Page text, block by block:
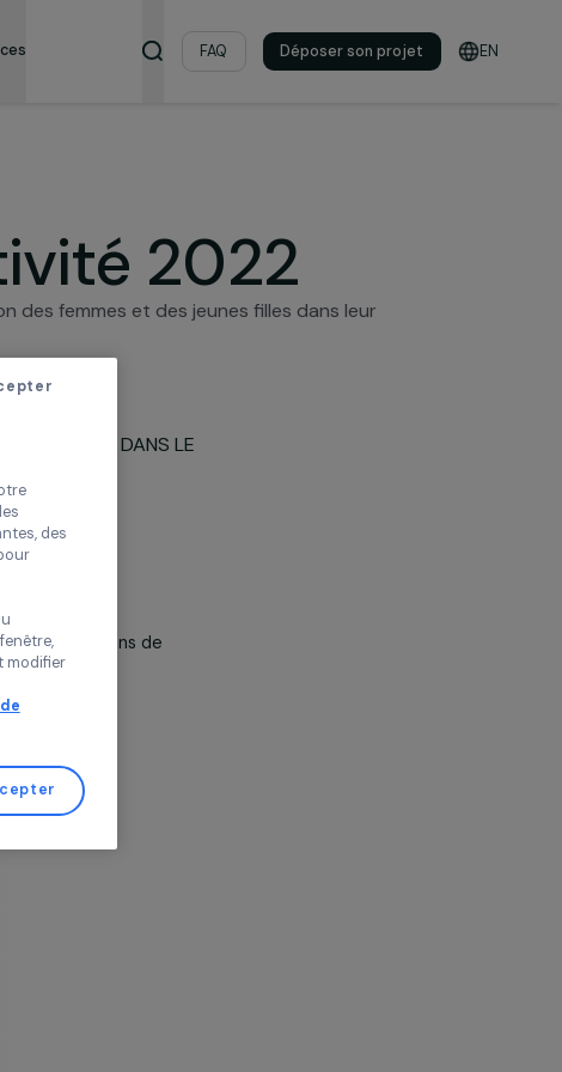
& ressources FAQ Déposer son
2022
des femmes et des jeunes filles dans leur
EN FRANCE ET DANS LE
financées,
la Fondation, ses actions de
améliorer votre
proposer des
de trafic pour
vos choix ou
de cette fenêtre,
d’avis et modifier
de Gestion de